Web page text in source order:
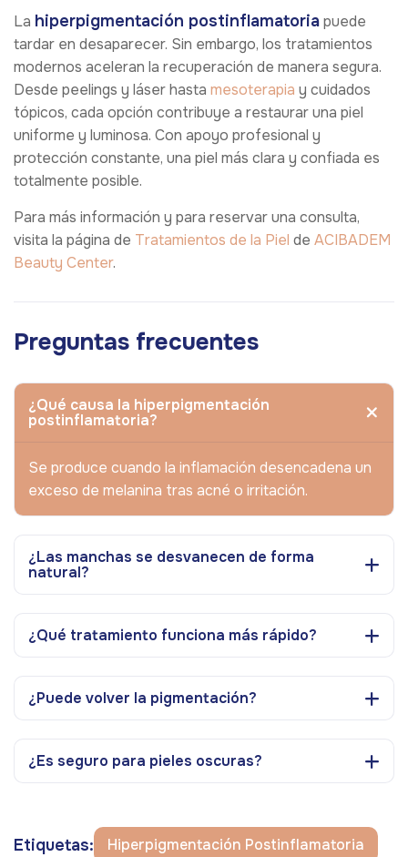
La hiperpigmentación postinflamatoriapuede
tardar en desaparecer. Sin embargo, los tratamientos
modernos aceleran la recuperación de manera segura.
Desde peelings y láser hasta mesoterapia y cuidados
tópicos, cada opción contribuye a restaurar una piel
uniforme y luminosa. Con apoyo profesional y
protección constante, una piel más clara y confiada es
totalmente posible.
Para más información y para reservar una consulta,
visita la página de Tratamientos de la Piel de ACIBADEM
Beauty Center.
Preguntas frecuentes
¿Qué causa la hiperpigmentación
postinflamatoria?
Se produce cuando la inflamación desencadena un
exceso de melanina tras acné o irritación.
¿Las manchas se desvanecen de forma
natural?
¿Qué tratamiento funciona más rápido?
¿Puede volver la pigmentación?
¿Es seguro para pieles oscuras?
Etiquetas: Hiperpigmentación Postinflamatoria